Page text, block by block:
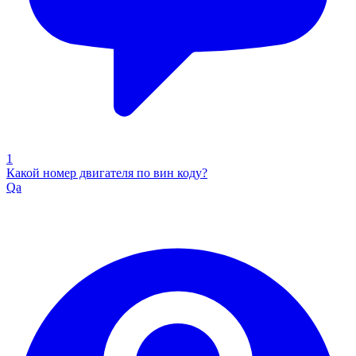
1
Какой номер двигателя по вин коду?
Qa